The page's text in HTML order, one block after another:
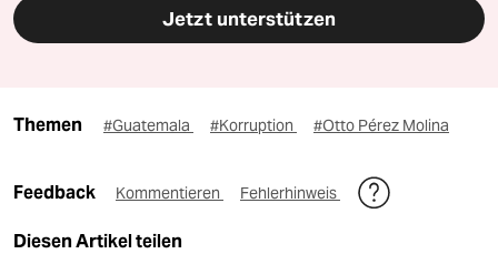
Jetzt unterstützen
Themen #Guatemala #Korruption #Otto Pérez Molina
Feedback Kommentieren Fehlerhinweis
Diesen Artikel teilen